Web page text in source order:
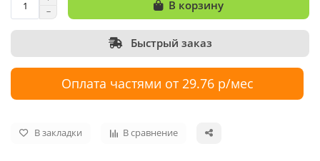
В корзину
Быстрый заказ
Оплата частями от 29.76 р/мес
В закладки В сравнение